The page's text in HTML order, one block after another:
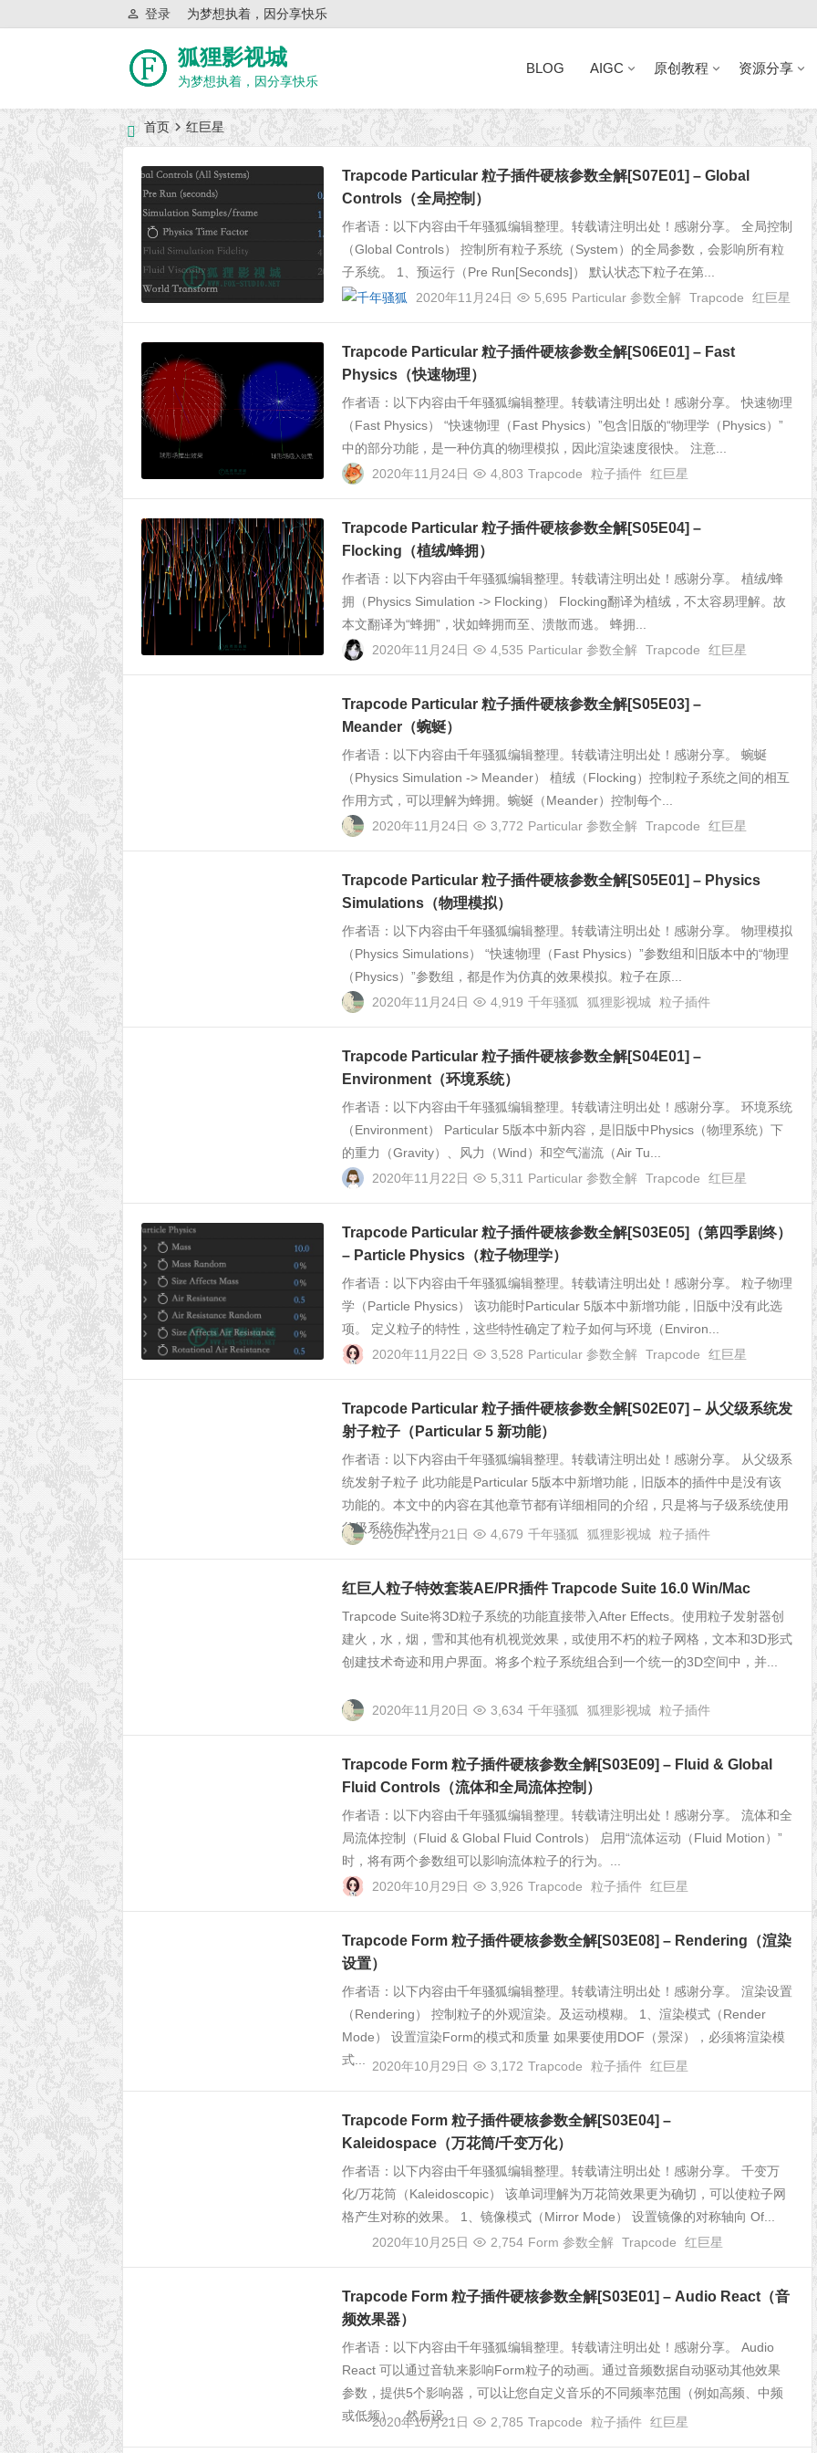
为梦想执着，因分享快乐
登录
狐狸影视城
为梦想执着，因分享快乐
BLOG AIGC 原创教程 资源分享
首页 红巨星
Trapcode Particular 粒子插件硬核参数全解[S07E01] – Global
Controls（全局控制）
作者语：以下内容由千年骚狐编辑整理。转载请注明出处！感谢分享。 全局控制
（Global Controls） 控制所有粒子系统（System）的全局参数，会影响所有粒
子系统。 1、预运行（Pre Run[Seconds]） 默认状态下粒子在第...
2020年11月24日
5,695 Particular 参数全解 Trapcode 红巨星
Trapcode Particular 粒子插件硬核参数全解[S06E01] – Fast
Physics（快速物理）
作者语：以下内容由千年骚狐编辑整理。转载请注明出处！感谢分享。 快速物理
（Fast Physics） “快速物理（Fast Physics）”包含旧版的“物理学（Physics）”
中的部分功能，是一种仿真的物理模拟，因此渲染速度很快。 注意...
2020年11月24日
4,803 Trapcode 粒子插件 红巨星
Trapcode Particular 粒子插件硬核参数全解[S05E04] –
Flocking（植绒/蜂拥）
作者语：以下内容由千年骚狐编辑整理。转载请注明出处！感谢分享。 植绒/蜂
拥（Physics Simulation -> Flocking） Flocking翻译为植绒，不太容易理解。故
本文翻译为“蜂拥”，状如蜂拥而至、溃散而逃。 蜂拥...
2020年11月24日
4,535 Particular 参数全解 Trapcode 红巨星
Trapcode Particular 粒子插件硬核参数全解[S05E03] –
Meander（蜿蜒）
作者语：以下内容由千年骚狐编辑整理。转载请注明出处！感谢分享。 蜿蜒
（Physics Simulation -> Meander） 植绒（Flocking）控制粒子系统之间的相互
作用方式，可以理解为蜂拥。蜿蜒（Meander）控制每个...
2020年11月24日
3,772 Particular 参数全解 Trapcode 红巨星
Trapcode Particular 粒子插件硬核参数全解[S05E01] – Physics
Simulations（物理模拟）
作者语：以下内容由千年骚狐编辑整理。转载请注明出处！感谢分享。 物理模拟
（Physics Simulations） “快速物理（Fast Physics）”参数组和旧版本中的“物理
（Physics）”参数组，都是作为仿真的效果模拟。粒子在原...
2020年11月24日
4,919 千年骚狐 狐狸影视城 粒子插件
Trapcode Particular 粒子插件硬核参数全解[S04E01] –
Environment（环境系统）
作者语：以下内容由千年骚狐编辑整理。转载请注明出处！感谢分享。 环境系统
（Environment） Particular 5版本中新内容，是旧版中Physics（物理系统）下
的重力（Gravity）、风力（Wind）和空气湍流（Air Tu...
2020年11月22日
5,311 Particular 参数全解 Trapcode 红巨星
Trapcode Particular 粒子插件硬核参数全解[S03E05]（第四季剧终）
– Particle Physics（粒子物理学）
作者语：以下内容由千年骚狐编辑整理。转载请注明出处！感谢分享。 粒子物理
学（Particle Physics） 该功能时Particular 5版本中新增功能，旧版中没有此选
项。 定义粒子的特性，这些特性确定了粒子如何与环境（Environ...
2020年11月22日
3,528 Particular 参数全解 Trapcode 红巨星
Trapcode Particular 粒子插件硬核参数全解[S02E07] – 从父级系统发
射子粒子（Particular 5 新功能）
作者语：以下内容由千年骚狐编辑整理。转载请注明出处！感谢分享。 从父级系
统发射子粒子 此功能是Particular 5版本中新增功能，旧版本的插件中是没有该
功能的。本文中的内容在其他章节都有详细相同的介绍，只是将与子级系统使用
父级系统作为发...
2020年11月21日 4,679 千年骚狐 狐狸影视城 粒子插件
红巨人粒子特效套装AE/PR插件 Trapcode Suite 16.0 Win/Mac
Trapcode Suite将3D粒子系统的功能直接带入After Effects。使用粒子发射器创
建火，水，烟，雪和其他有机视觉效果，或使用不朽的粒子网格，文本和3D形式
创建技术奇迹和用户界面。将多个粒子系统组合到一个统一的3D空间中，并...
2020年11月20日 3,634 千年骚狐 狐狸影视城 粒子插件
Trapcode Form 粒子插件硬核参数全解[S03E09] – Fluid & Global
Fluid Controls（流体和全局流体控制）
作者语：以下内容由千年骚狐编辑整理。转载请注明出处！感谢分享。 流体和全
局流体控制（Fluid & Global Fluid Controls） 启用“流体运动（Fluid Motion）”
时，将有两个参数组可以影响流体粒子的行为。...
2020年10月29日
3,926 Trapcode 粒子插件 红巨星
Trapcode Form 粒子插件硬核参数全解[S03E08] – Rendering（渲染
设置）
作者语：以下内容由千年骚狐编辑整理。转载请注明出处！感谢分享。 渲染设置
（Rendering） 控制粒子的外观渲染。及运动模糊。 1、渲染模式（Render
Mode） 设置渲染Form的模式和质量 如果要使用DOF（景深），必须将渲染模
式...
2020年10月29日 3,172 Trapcode 粒子插件 红巨星
Trapcode Form 粒子插件硬核参数全解[S03E04] –
Kaleidospace（万花筒/千变万化）
作者语：以下内容由千年骚狐编辑整理。转载请注明出处！感谢分享。 千变万
化/万花筒（Kaleidoscopic） 该单词理解为万花筒效果更为确切，可以使粒子网
格产生对称的效果。 1、镜像模式（Mirror Mode） 设置镜像的对称轴向 Of...
2020年10月25日
2,754 Form 参数全解 Trapcode 红巨星
Trapcode Form 粒子插件硬核参数全解[S03E01] – Audio React（音
频效果器）
作者语：以下内容由千年骚狐编辑整理。转载请注明出处！感谢分享。 Audio
React 可以通过音轨来影响Form粒子的动画。通过音频数据自动驱动其他效果
参数，提供5个影响器，可以让您自定义音乐的不同频率范围（例如高频、中频
或低频），然后设...
2020年10月21日 2,785 Trapcode 粒子插件 红巨星
近日网站访问异常公告 近日网站访问异常公告